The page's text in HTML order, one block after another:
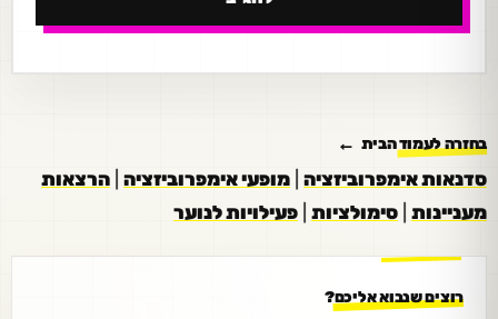
בחזרה לעמוד הבית
סדנאות אימפרוביזציה מופעי אימפרוביזציה הרצאות
מעניינות סימולציות פעילויות לנוער
רוצים שנבוא אליכם?